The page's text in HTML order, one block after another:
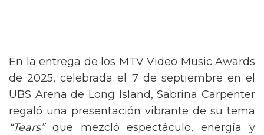
En la entrega de los MTV Video Music Awards
de 2025, celebrada el 7 de septiembre en el
UBS Arena de Long Island, Sabrina Carpenter
regaló una presentación vibrante de su tema
“Tears”que mezcló espectáculo, energía y